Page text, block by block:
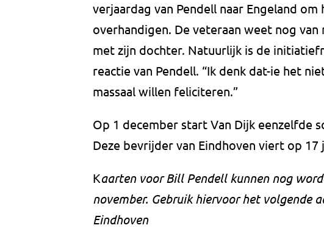
verjaardag van Pendell naar Engeland
overhandigen. De veteraan weet nog
met zijn dochter. Natuurlijk is de
reactie van Pendell. “Ik denk dat-ie het
massaal willen feliciteren.”
Op 1 december start Van Dijk eenzelfde
Deze bevrijder van Eindhoven viert op 17
Kaarten voor Bill Pendell kunnen nog
november. Gebruik hiervoor het volgende
Eindhoven